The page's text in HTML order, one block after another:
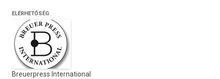
ELÉRHETŐSÉG
Breuerpress International